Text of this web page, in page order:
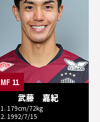
MF 11
武藤 嘉紀
1. 179cm/72kg
2. 1992/7/15